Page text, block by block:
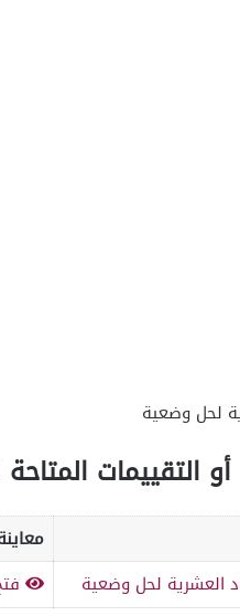
لحل وضعية
التقييمات
العشرية لحل وضعية